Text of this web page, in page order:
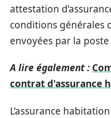
attestation
conditions générales
envoyées par la
A lire également :
contrat d'assurance
L’assurance